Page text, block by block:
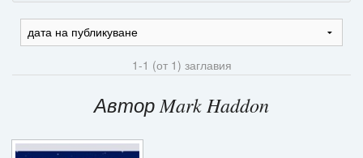
Печатни книги
1-1 (от 1) заглавия
Автор Mark Haddon